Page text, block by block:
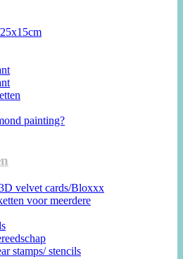
painting?
velvet cards/Bloxxx
voor meerdere
stamps/ stencils